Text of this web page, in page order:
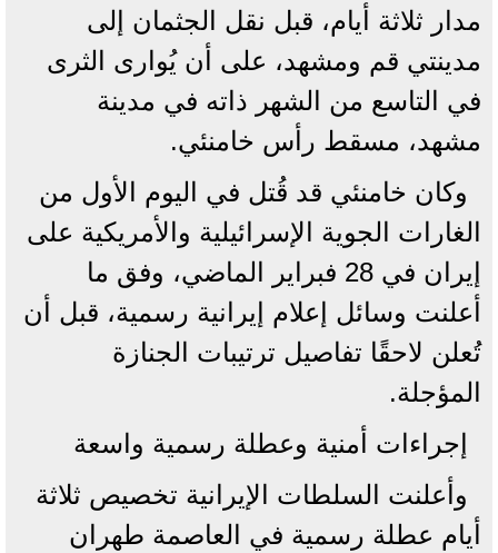
مدار ثلاثة أيام، قبل نقل الجثمان إلى
مدينتي قم ومشهد، على أن يُوارى الثرى
في التاسع من الشهر ذاته في مدينة
مشهد، مسقط رأس خامنئي.
وكان خامنئي قد قُتل في اليوم الأول من
الغارات الجوية الإسرائيلية والأمريكية على
إيران في 28 فبراير الماضي، وفق ما
أعلنت وسائل إعلام إيرانية رسمية، قبل أن
تُعلن لاحقًا تفاصيل ترتيبات الجنازة
المؤجلة.
إجراءات أمنية وعطلة رسمية واسعة
وأعلنت السلطات الإيرانية تخصيص ثلاثة
أيام عطلة رسمية في العاصمة طهران